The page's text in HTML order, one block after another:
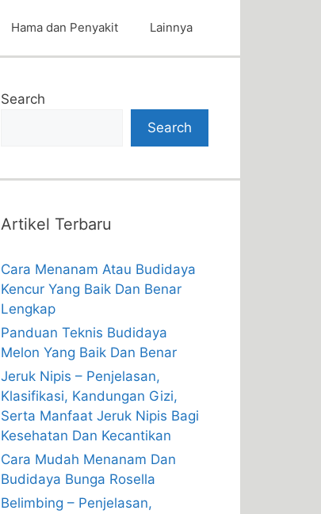
Hama dan Penyakit Lainnya
Search
Search
Artikel Terbaru
Cara Menanam Atau Budidaya
Kencur Yang Baik Dan Benar
Lengkap
Panduan Teknis Budidaya
Melon Yang Baik Dan Benar
Jeruk Nipis – Penjelasan,
Klasifikasi, Kandungan Gizi,
Serta Manfaat Jeruk Nipis Bagi
Kesehatan Dan Kecantikan
Cara Mudah Menanam Dan
Budidaya Bunga Rosella
Belimbing – Penjelasan,